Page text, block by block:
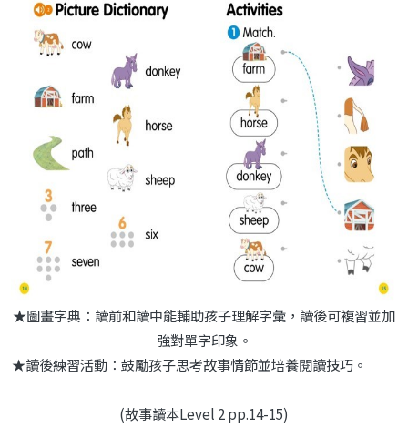
★圖畫字典：讀前和讀中能輔助孩子理解字彙，讀後可複習並加
強對單字印象。
★讀後練習活動：鼓勵孩子思考故事情節並培養閱讀技巧。
(故事讀本Level 2 pp.14-15)